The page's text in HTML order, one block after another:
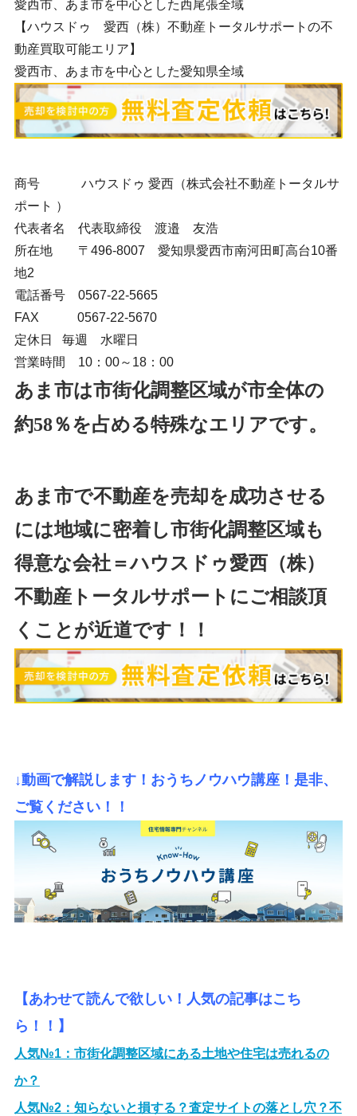
愛西市、あま市を中心とした西尾張全域
【ハウスドゥ 愛西（株）不動産トータルサポートの不
動産買取可能エリア】
愛西市、あま市を中心とした愛知県全域
商号
ハウスドゥ 愛西（株式会社不動産トータルサ
ポート ）
代表者名 代表取締役 渡邉 友浩
所在地 〒496-8007 愛知県愛西市南河田町高台10番
地2
電話番号 0567-22-5665
FAX
0567-22-5670
定休日
毎週 水曜日
営業時間 10：00～18：00
あま市は市街化調整区域が市全体の
約58％を占める特殊なエリアです。
あま市で不動産を売却を成功させる
には地域に密着し市街化調整区域も
得意な会社＝ハウスドゥ愛西（株）
不動産トータルサポートにご相談頂
くことが近道です！！
↓動画で解説します！おうちノウハウ講座！是非、
ご覧ください！！
【あわせて読んで欲しい！人気の記事はこち
ら！！】
人気№1： 市街化調整区域にある土地や住宅は売れるの
か？
人気№2： 知らないと損する？査定サイトの落とし穴？不